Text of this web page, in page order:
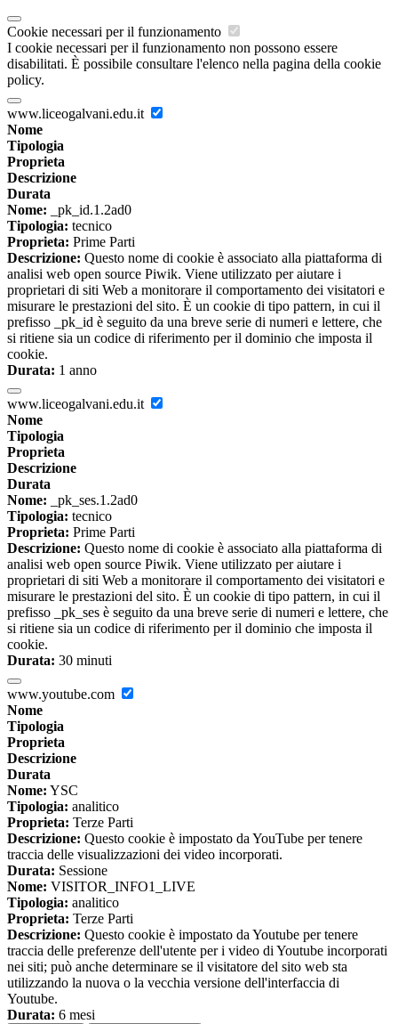
Cookie necessari per il funzionamento
I cookie necessari per il funzionamento non possono essere
disabilitati. È possibile consultare l'elenco nella pagina della cookie
policy.
www.liceogalvani.edu.it
Nome
Tipologia
Proprieta
Descrizione
Durata
Nome: _pk_id.1.2ad0
Tipologia: tecnico
Proprieta: Prime Parti
Descrizione: Questo nome di cookie è associato alla piattaforma di
analisi web open source Piwik. Viene utilizzato per aiutare i
proprietari di siti Web a monitorare il comportamento dei visitatori e
misurare le prestazioni del sito. È un cookie di tipo pattern, in cui il
prefisso _pk_id è seguito da una breve serie di numeri e lettere, che
si ritiene sia un codice di riferimento per il dominio che imposta il
cookie.
Durata: 1 anno
www.liceogalvani.edu.it
Nome
Tipologia
Proprieta
Descrizione
Durata
Nome: _pk_ses.1.2ad0
Tipologia: tecnico
Proprieta: Prime Parti
Descrizione: Questo nome di cookie è associato alla piattaforma di
analisi web open source Piwik. Viene utilizzato per aiutare i
proprietari di siti Web a monitorare il comportamento dei visitatori e
misurare le prestazioni del sito. È un cookie di tipo pattern, in cui il
prefisso _pk_ses è seguito da una breve serie di numeri e lettere, che
si ritiene sia un codice di riferimento per il dominio che imposta il
cookie.
Durata: 30 minuti
www.youtube.com
Nome
Tipologia
Proprieta
Descrizione
Durata
Nome: YSC
Tipologia: analitico
Proprieta: Terze Parti
Descrizione: Questo cookie è impostato da YouTube per tenere
traccia delle visualizzazioni dei video incorporati.
Durata: Sessione
Nome: VISITOR_INFO1_LIVE
Tipologia: analitico
Proprieta: Terze Parti
Descrizione: Questo cookie è impostato da Youtube per tenere
traccia delle preferenze dell'utente per i video di Youtube incorporati
nei siti; può anche determinare se il visitatore del sito web sta
utilizzando la nuova o la vecchia versione dell'interfaccia di
Youtube.
Durata: 6 mesi